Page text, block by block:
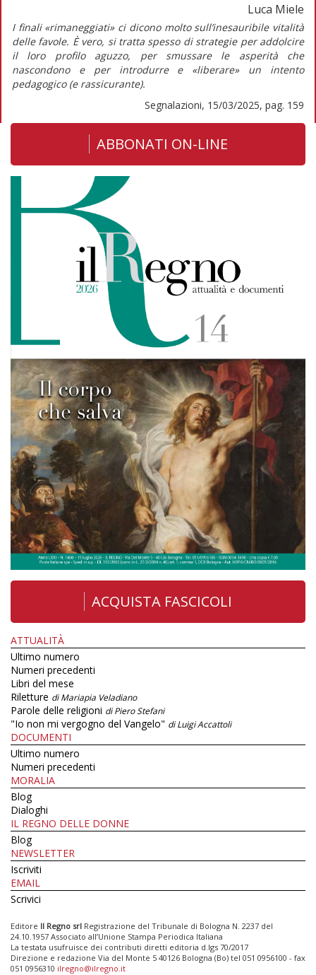
Luca Miele
I finali «rimaneggiati» ci dicono molto sull’inesauribile vitalità
delle favole. È vero, si tratta spesso di strategie per addolcire
il loro profilo aguzzo, per smussare le asperità che
nascondono e per introdurre e «liberare» un intento
pedagogico (e rassicurante).
Segnalazioni, 15/03/2025, pag. 159
ABBONATI ON-LINE
ACQUISTA FASCICOLI
ATTUALITÀ
Ultimo numero
Numeri precedenti
Libri del mese
Riletture di Mariapia Veladiano
Parole delle religioni di Piero Stefani
"Io non mi vergogno del Vangelo" di Luigi Accattoli
DOCUMENTI
Ultimo numero
Numeri precedenti
MORALIA
Blog
Dialoghi
IL REGNO DELLE DONNE
Blog
NEWSLETTER
Iscriviti
EMAIL
Scrivici
Editore Il Regno srl Registrazione del Tribunale di Bologna N. 2237 del
24.10.1957 Associato all’Unione Stampa Periodica Italiana
La testata usufruisce dei contributi diretti editoria d.lgs 70/2017
Direzione e redazione Via del Monte 5 40126 Bologna (Bo) tel 051 0956100 - fax
051 0956310 ilregno@ilregno.it